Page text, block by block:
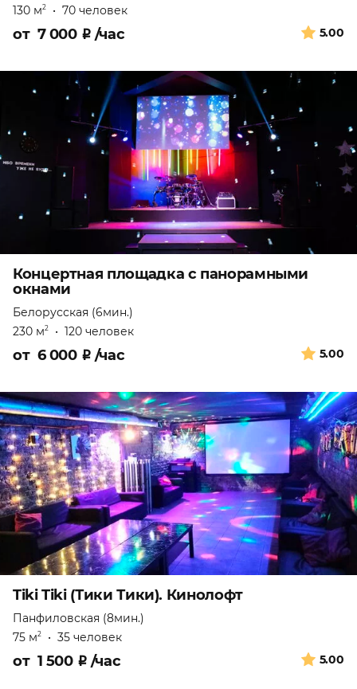
130 м2 • 70 человек
5.00
от 7 000 ₽ /час
Концертная площадка с панорамными
окнами
Белорусская (6мин.)
230 м2 • 120 человек
5.00
от 6 000 ₽ /час
Tiki Tiki (Тики Тики). Кинолофт
Панфиловская (8мин.)
75 м2 • 35 человек
5.00
от 1 500 ₽ /час